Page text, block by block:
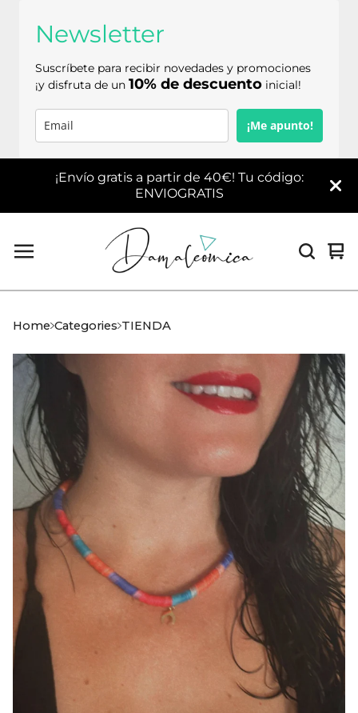
Newsletter
Suscríbete para recibir novedades y promociones
¡y disfruta de un 10% de descuento inicial!
¡Me apunto!
¡Envío gratis a partir de 40€! Tu código:
ENVIOGRATIS
0
Home Categories TIENDA